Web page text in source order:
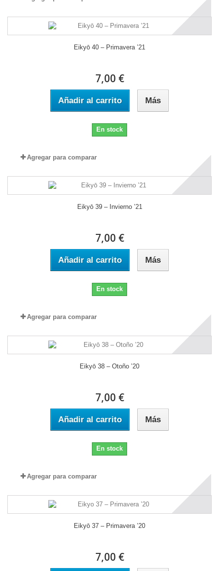
Eikyō 40 – Primavera ’21
7,00 €
Añadir al carrito Más
En stock
Agregar para comparar
Eikyō 39 – Invierno ’21
7,00 €
Añadir al carrito Más
En stock
Agregar para comparar
Eikyō 38 – Otoño ’20
7,00 €
Añadir al carrito Más
En stock
Agregar para comparar
Eikyō 37 – Primavera ’20
7,00 €